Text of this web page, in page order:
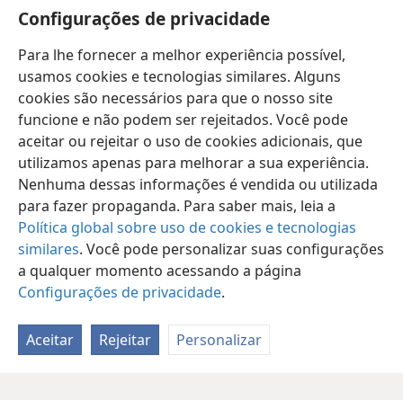
Configurações de privacidade
Para lhe fornecer a melhor experiência possível,
usamos cookies e tecnologias similares. Alguns
cookies são necessários para que o nosso site
funcione e não podem ser rejeitados. Você pode
aceitar ou rejeitar o uso de cookies adicionais, que
utilizamos apenas para melhorar a sua experiência.
Nenhuma dessas informações é vendida ou utilizada
para fazer propaganda. Para saber mais, leia a
Política global sobre uso de cookies e tecnologias
similares. Você pode personalizar suas configurações
a qualquer momento acessando a página
Configurações de privacidade.
Aceitar Rejeitar Personalizar
fim, voltou a Moisés, à entrada da tenda de reunião,
o flagelo havia parado.
Português (Brasil) Compartilhar Preferências
Copyright © 2026 Watch Tower Bible and Tract Society of Pennsylvania
Termos de Uso
Política de Privacidade
Configurações de Privacidade
JW.ORG Login